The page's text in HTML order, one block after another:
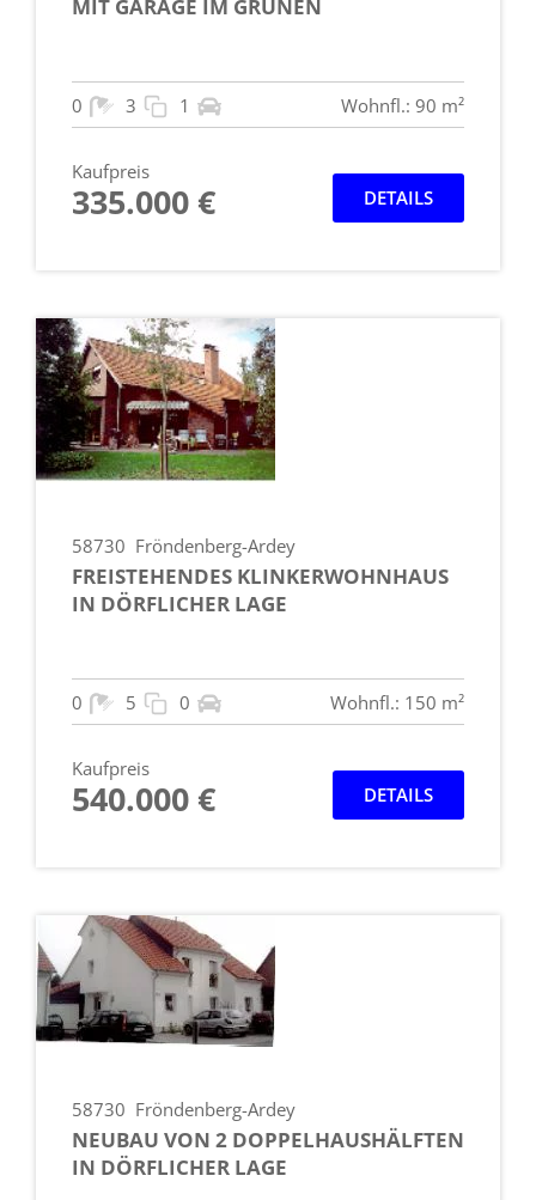
MIT GARAGE IM GRÜNEN
0 3 1 Wohnfl.: 90 m²
Kaufpreis
335.000 € DETAILS
58730 Fröndenberg-Ardey
FREISTEHENDES KLINKERWOHNHAUS
IN DÖRFLICHER LAGE
0 5 0 Wohnfl.: 150 m²
Kaufpreis
540.000 € DETAILS
58730 Fröndenberg-Ardey
NEUBAU VON 2 DOPPELHAUSHÄLFTEN
IN DÖRFLICHER LAGE